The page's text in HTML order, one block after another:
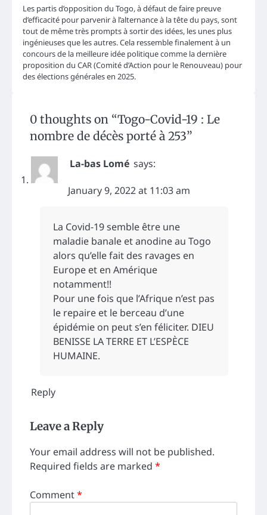
Les partis d’opposition du Togo, à défaut de faire preuve
d’efficacité pour parvenir à l’alternance à la tête du pays, sont
tout de même très prompts à sortir des idées, les unes plus
ingénieuses que les autres. Cela ressemble finalement à un
concours de la meilleure idée politique comme la dernière
proposition du CAR (Comité d’Action pour le Renouveau) pour
des élections générales en 2025.
0 thoughts on “Togo-Covid-19 : Le
nombre de décès porté à 253”
La-bas Lomé says:
January 9, 2022 at 11:03 am
La Covid-19 semble être une
maladie banale et anodine au Togo
alors qu’elle fait des ravages en
Europe et en Amérique
notamment!!
Pour une fois que l’Afrique n’est pas
le repaire et le berceau d’une
épidémie on peut s’en féliciter. DIEU
BENISSE LA TERRE ET L’ESPÈCE
HUMAINE.
Reply
Leave a Reply
Your email address will not be published.
Required fields are marked *
Comment*